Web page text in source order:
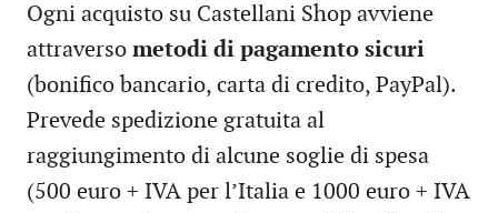
Ogni acquisto su Castellani Shop avviene
attraverso metodi di pagamento sicuri
(bonifico bancario, carta di credito, PayPal).
Prevede spedizione gratuita al
raggiungimento di alcune soglie di spesa
(500 euro + IVA per l’Italia e 1000 euro + IVA